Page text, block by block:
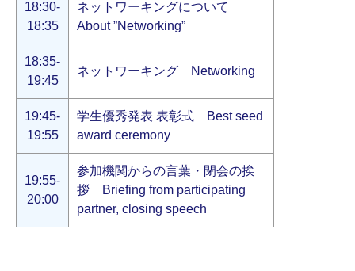
18:30-
18:35
ネットワーキングについて
About ”Networking”
18:35-
19:45
ネットワーキング Networking
19:45-
19:55
学生優秀発表 表彰式 Best seed
award ceremony
19:55-
20:00
参加機関からの言葉・閉会の挨
拶 Briefing from participating
partner, closing speech